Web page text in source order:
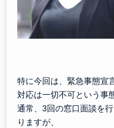
特に今回は、緊急事態宣
対応は一切不可という事
通常、3回の窓口面談を
りますが、